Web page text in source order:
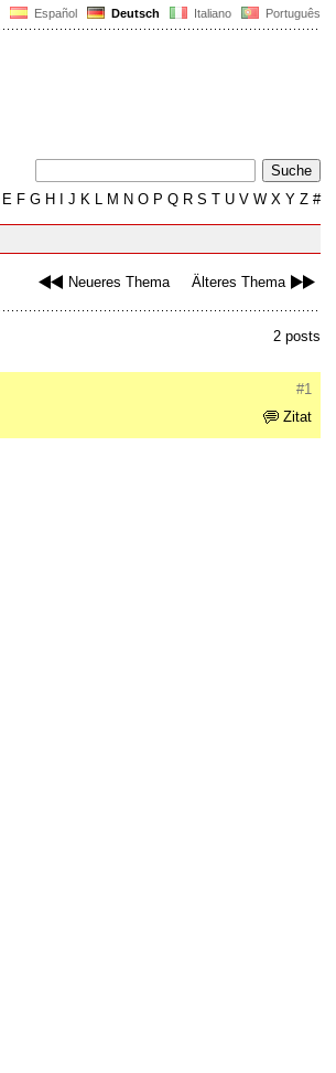
Español Deutsch Italiano Português
E F G H J K L M N O P Q R S T U V W X Y Z #
Neueres Thema Älteres Thema
2 posts
#1
Zitat